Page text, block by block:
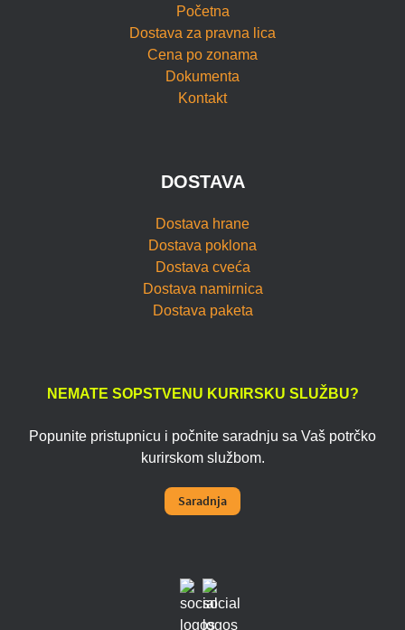
Početna
Dostava za pravna lica
Cena po zonama
Dokumenta
Kontakt
DOSTAVA
Dostava hrane
Dostava poklona
Dostava cveća
Dostava namirnica
Dostava paketa
NEMATE SOPSTVENU KURIRSKU SLUŽBU?
Popunite pristupnicu i počnite saradnju sa Vaš potrčko
kurirskom službom.
Saradnja